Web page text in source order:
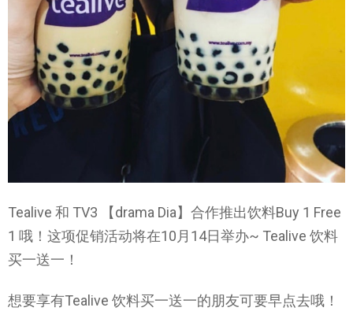
Tealive 和 TV3 【drama Dia】合作推出饮料Buy 1 Free
1 哦！这项促销活动将在10月14日举办~ Tealive 饮料
买一送一！
想要享有Tealive 饮料买一送一的朋友可要早点去哦！